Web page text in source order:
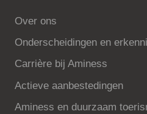
Over ons
Onderscheidingen en
Carrière bij Aminess
Actieve aanbestedingen
Aminess en duurzaam